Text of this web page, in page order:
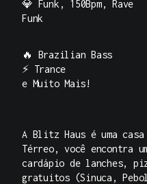
💎 Funk, 150Bpm, Rave
🔥 Brazilian Bass
⚡️ Trance
e Muito Mais!
A Blitz Haus é uma
Térreo, você encontra
cardápio de lanches,
gratuitos (Sinuca,